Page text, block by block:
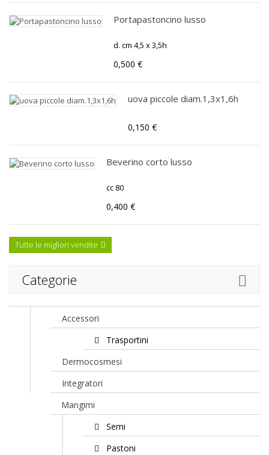
Portapastoncino lusso
d. cm 4,5 x 3,5h
0,500 €
uova piccole diam.1,3x1,6h
0,150 €
Beverino corto lusso
cc 80
0,400 €
Tutte le migliori vendite
Categorie
Accessori
Trasportini
Dermocosmesi
Integratori
Mangimi
Semi
Pastoni